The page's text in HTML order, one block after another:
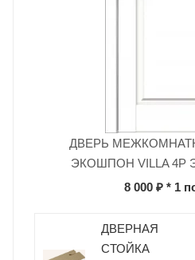
ДВЕРЬ
ЭКОШПОН VILLA
8 000 ₽* 1
ДВЕРНАЯ
СТОЙКА